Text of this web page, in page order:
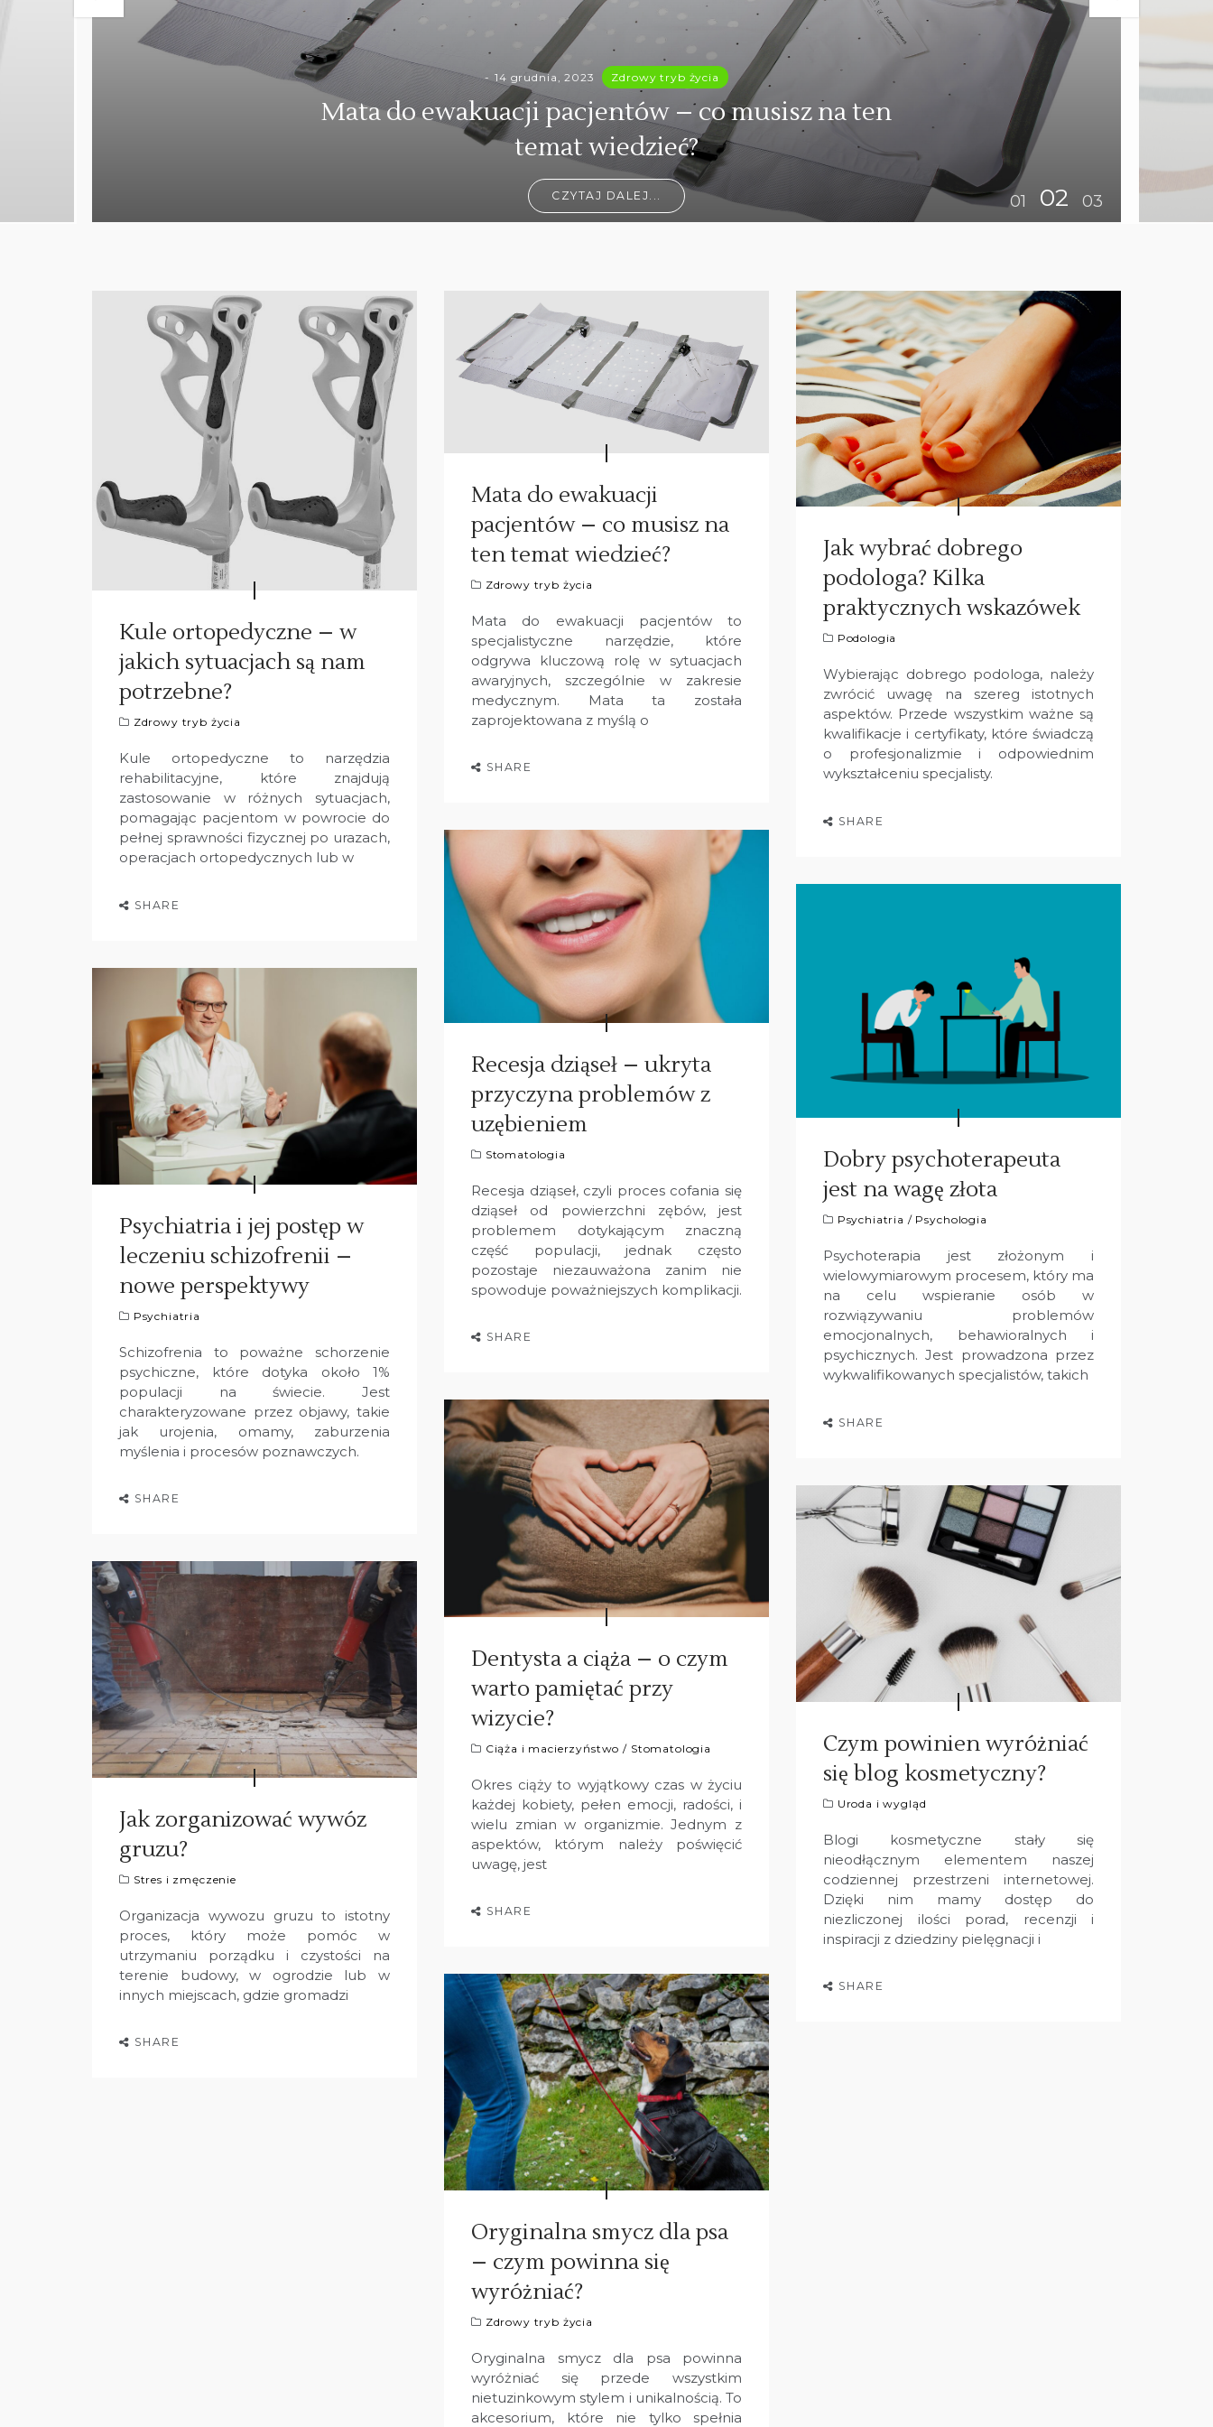
14 grudnia, 2023 Zdrowy tryb życia
Mata do ewakuacji pacjentów – co musisz na ten
temat wiedzieć?
CZYTAJ DALEJ...
Kule ortopedyczne – w
jakich sytuacjach są nam
potrzebne?
Zdrowy tryb życia
Kule ortopedyczne to narzędzia
rehabilitacyjne, które znajdują
zastosowanie w różnych sytuacjach,
pomagając pacjentom w powrocie do
pełnej sprawności fizycznej po urazach,
operacjach ortopedycznych lub w
SHARE
Mata do ewakuacji
pacjentów – co musisz na
ten temat wiedzieć?
Zdrowy tryb życia
Mata do ewakuacji pacjentów to
specjalistyczne narzędzie, które
odgrywa kluczową rolę w sytuacjach
awaryjnych, szczególnie w zakresie
medycznym. Mata ta została
zaprojektowana z myślą o
SHARE
Jak wybrać dobrego
podologa? Kilka
praktycznych wskazówek
Podologia
Wybierając dobrego podologa, należy
zwrócić uwagę na szereg istotnych
aspektów. Przede wszystkim ważne są
kwalifikacje i certyfikaty, które świadczą
o profesjonalizmie i odpowiednim
wykształceniu specjalisty.
SHARE
Recesja dziąseł – ukryta
przyczyna problemów z
uzębieniem
Stomatologia
Recesja dziąseł, czyli proces cofania się
dziąseł od powierzchni zębów, jest
problemem dotykającym znaczną
część populacji, jednak często
pozostaje niezauważona zanim nie
spowoduje poważniejszych komplikacji.
SHARE
Dobry psychoterapeuta
jest na wagę złota
Psychiatria / Psychologia
Psychoterapia jest złożonym i
wielowymiarowym procesem, który ma
na celu wspieranie osób w
rozwiązywaniu problemów
emocjonalnych, behawioralnych i
psychicznych. Jest prowadzona przez
wykwalifikowanych specjalistów, takich
SHARE
Psychiatria i jej postęp w
leczeniu schizofrenii –
nowe perspektywy
Psychiatria
Schizofrenia to poważne schorzenie
psychiczne, które dotyka około 1%
populacji na świecie. Jest
charakteryzowane przez objawy, takie
jak urojenia, omamy, zaburzenia
myślenia i procesów poznawczych.
SHARE
Dentysta a ciąża – o czym
warto pamiętać przy
wizycie?
Ciąża i macierzyństwo / Stomatologia
Okres ciąży to wyjątkowy czas w życiu
każdej kobiety, pełen emocji, radości, i
wielu zmian w organizmie. Jednym z
aspektów, którym należy poświęcić
uwagę, jest
SHARE
Czym powinien wyróżniać
się blog kosmetyczny?
Uroda i wygląd
Blogi kosmetyczne stały się
nieodłącznym elementem naszej
codziennej przestrzeni internetowej.
Dzięki nim mamy dostęp do
niezliczonej ilości porad, recenzji i
inspiracji z dziedziny pielęgnacji i
SHARE
Jak zorganizować wywóz
gruzu?
Stres i zmęczenie
Organizacja wywozu gruzu to istotny
proces, który może pomóc w
utrzymaniu porządku i czystości na
terenie budowy, w ogrodzie lub w
innych miejscach, gdzie gromadzi
SHARE
Oryginalna smycz dla psa
– czym powinna się
wyróżniać?
Zdrowy tryb życia
Oryginalna smycz dla psa powinna
wyróżniać się przede wszystkim
nietuzinkowym stylem i unikalnością. To
akcesorium, które nie tylko spełnia